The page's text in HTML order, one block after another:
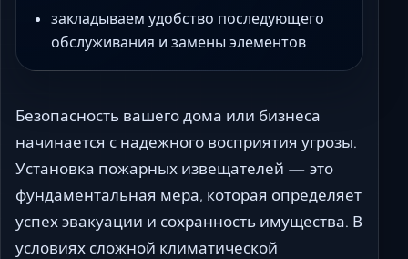
закладываем удобство последующего
обслуживания и замены элементов
Безопасность вашего дома или бизнеса
начинается с надежного восприятия угрозы.
Установка пожарных извещателей — это
фундаментальная мера, которая определяет
успех эвакуации и сохранность имущества. В
условиях сложной климатической